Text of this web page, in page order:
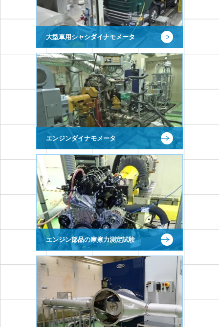
大型車用シャシダイナモメータ
エンジンダイナモメータ
エンジン部品の摩擦力測定試験